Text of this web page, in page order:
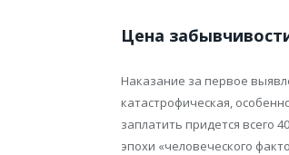
Цена
Наказание за первое
катастрофическая,
заплатить придется всего
эпохи «человеческого